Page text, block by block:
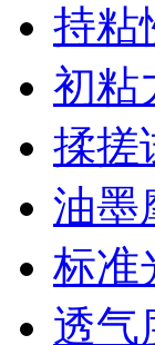
持粘
初粘
揉搓
油墨
标准
透气